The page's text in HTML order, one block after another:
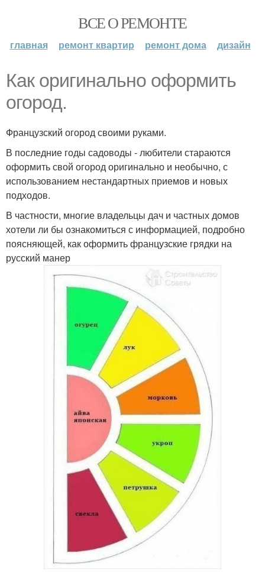
ВСЕ О РЕМОНТЕ
главная ремонт квартир ремонт дома дизайн
Как оригинально оформить
огород.
Французский огород своими руками.
В последние годы садоводы - любители стараются
оформить свой огород оригинально и необычно, с
использованием нестандартных приемов и новых
подходов.
В частности, многие владельцы дач и частных домов
хотели ли бы ознакомиться с информацией, подробно
поясняющей, как оформить французские грядки на
русский манер